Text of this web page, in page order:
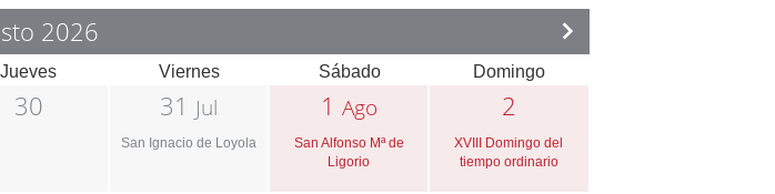
2026
Jueves Viernes Sábado Domingo
30 31 Jul
San Ignacio de Loyola
1 Ago
San Alfonso Mª de
Ligorio
2
XVIII Domingo del
tiempo ordinario